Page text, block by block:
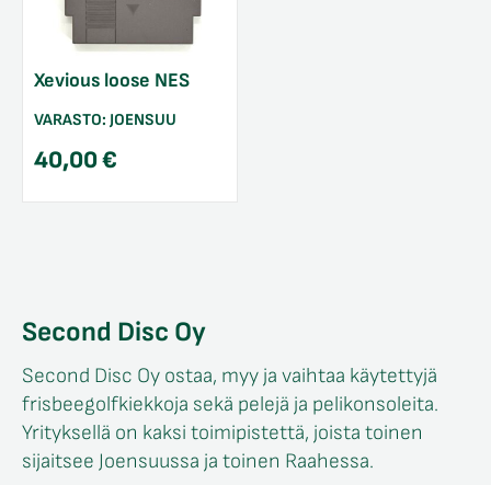
Xevious loose NES
VARASTO: JOENSUU
40,00€
Second Disc Oy
Second Disc Oy ostaa, myy ja vaihtaa käytettyjä
frisbeegolfkiekkoja sekä pelejä ja pelikonsoleita.
Yrityksellä on kaksi toimipistettä, joista toinen
sijaitsee Joensuussa ja toinen Raahessa.